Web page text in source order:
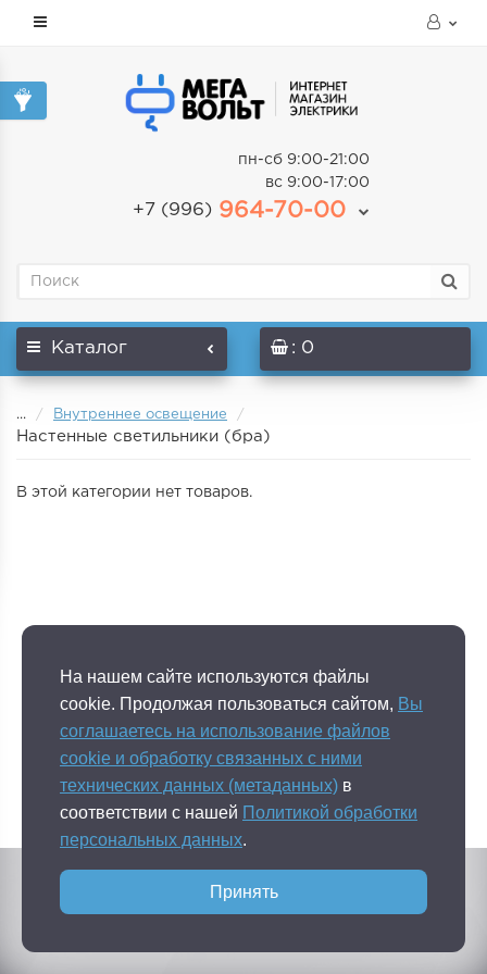
пн-сб 9:00-21:00
вс 9:00-17:00
+7 (996) 964-70-00
Каталог : 0
... Внутреннее освещение
Настенные светильники (бра)
В этой категории нет товаров.
Публичная оферта Политика конфидециальности
На нашем сайте используются файлы
cookie. Продолжая пользоваться сайтом, Вы
соглашаетесь на использование файлов
cookie и обработку связанных с ними
технических данных (метаданных) в
соответствии с нашей Политикой обработки
персональных данных.
Принять